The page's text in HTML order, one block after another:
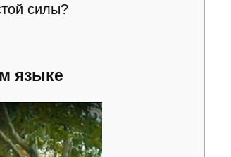
силы?
языке